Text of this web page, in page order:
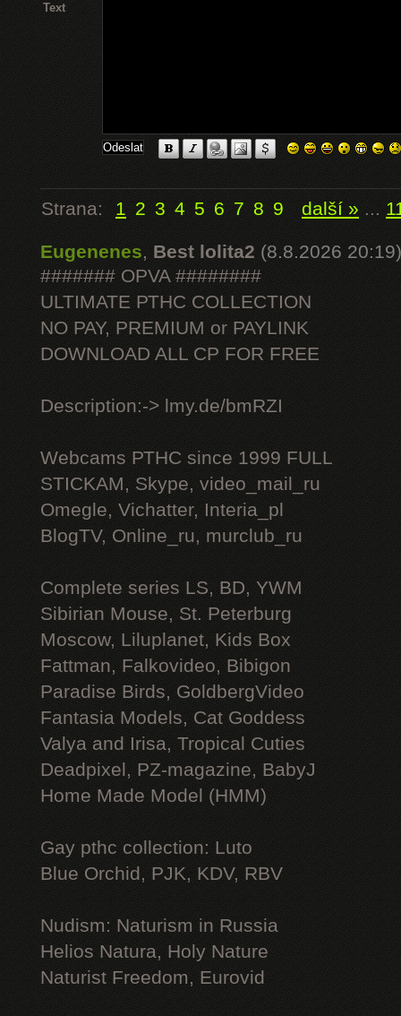
Text
Strana: 1 2 3 4 5 6 7 8 9 další » ...
Eugenenes, Best lolita2 (8.8.2026 20:19)
####### OPVA ########
ULTIMATE РТНС COLLECTION
NO PAY, PREMIUM or PAYLINK
DOWNLOAD ALL СР FOR FREE
Description:-> lmy.de/bmRZI
Webcams РТНС since 1999 FULL
STICKAM, Skype, video_mail_ru
Omegle, Vichatter, Interia_pl
BlogTV, Online_ru, murclub_ru
Complete series LS, BD, YWM
Sibirian Mouse, St. Peterburg
Moscow, Liluplanet, Kids Box
Fattman, Falkovideo, Bibigon
Paradise Birds, GoldbergVideo
Fantasia Models, Cat Goddess
Valya and Irisa, Tropical Cuties
Deadpixel, PZ-magazine, BabyJ
Home Made Model (HMM)
Gay рthс collection: Luto
Blue Orchid, PJK, KDV, RBV
Nudism: Naturism in Russia
Helios Natura, Holy Nature
Naturist Freedom, Eurovid